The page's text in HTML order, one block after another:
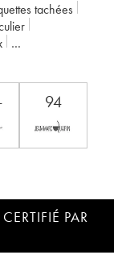
tachées
94
PAR